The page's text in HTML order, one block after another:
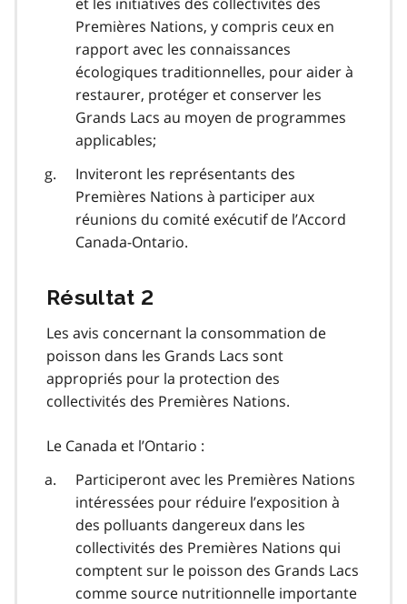
Premières Nations, y compris ceux en
rapport avec les connaissances
écologiques traditionnelles, pour aider à
restaurer, protéger et conserver les
Grands Lacs au moyen de programmes
applicables;
Inviteront les représentants des
Premières Nations à participer aux
réunions du comité exécutif de l’Accord
Canada-Ontario.
Résultat 2
Les avis concernant la consommation de
poisson dans les Grands Lacs sont
appropriés pour la protection des
collectivités des Premières Nations.
Le Canada et l’Ontario :
Participeront avec les Premières Nations
intéressées pour réduire l’exposition à
des polluants dangereux dans les
collectivités des Premières Nations qui
comptent sur le poisson des Grands Lacs
comme source nutritionnelle importante